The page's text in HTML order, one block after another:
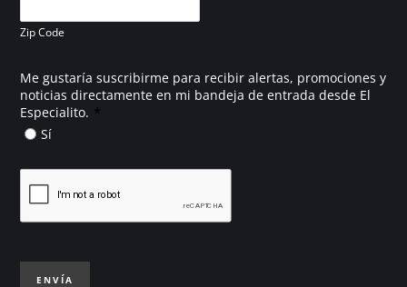
Zip Code
Me gustaría suscribirme para recibir alertas, promociones y
noticias directamente en mi bandeja de entrada desde El
Especialito. *
Sí
ENVÍA